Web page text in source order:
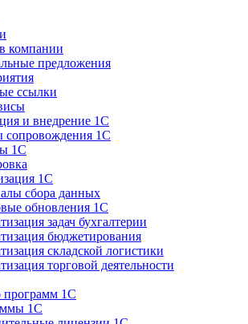
компании
предложения
ссылки
и внедрение 1С
сопровождения 1С
1С
1С
сбора данных
обновления 1С
задач бухгалтерии
бюджетирования
складской логистики
торговой деятельности
программ 1С
1С